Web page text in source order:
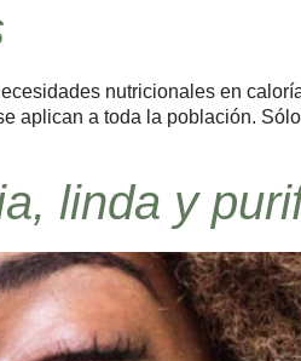
nutricionales en
aplican a toda la población.
linda y